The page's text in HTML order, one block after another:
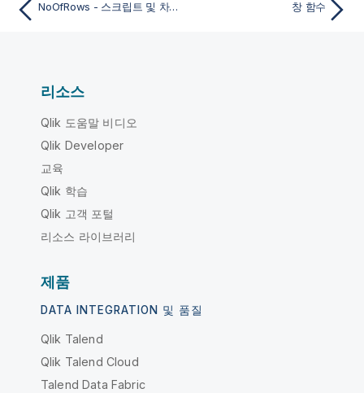
NoOfRows - 스크립트 및 차트 함수 창 함수
리소스
Qlik 도움말 비디오
Qlik Developer
교육
Qlik 학습
Qlik 고객 포털
리소스 라이브러리
제품
DATA INTEGRATION 및 품질
Qlik Talend
Qlik Talend Cloud
Talend Data Fabric